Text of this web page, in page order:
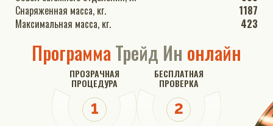
Снаряженная масса, кг.
1187
Максимальная масса, кг.
423
ПрограммаТрейд Ин онлайн
ПРОЗРАЧНАЯ
ПРОЦЕДУРА
БЕСПЛАТНАЯ
ПРОВЕРКА